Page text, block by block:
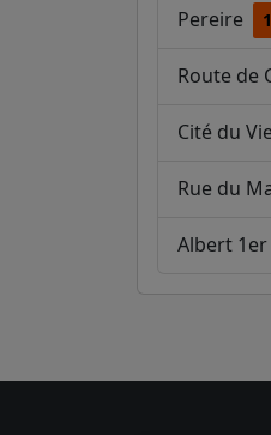
Pereire
Route de
Cité du
Rue du
Albert 1er